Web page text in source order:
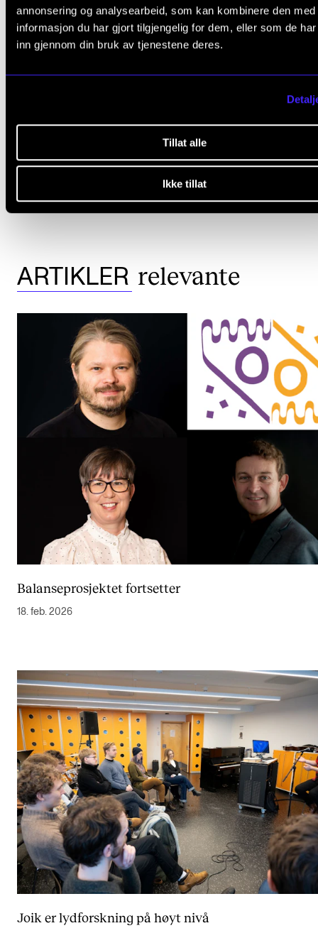
annonsering og analysearbeid, som kan kombinere den med
informasjon du har gjort tilgjengelig for dem, eller som de
inn gjennom din bruk av tjenestene deres.
Tillat alle
Ikke tillat
politikarane om kor uheldig dette er, til 16. mai. Då
fristen i Stortingskomitéen ut, avsluttar Vollan.
ARTIKLER relevante
Balanseprosjektet fortsetter
18. feb. 2026
Joik er lydforskning på høyt nivå